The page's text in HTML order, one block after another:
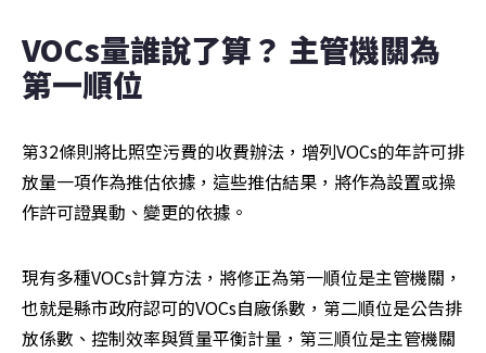
VOCs量誰說了算？ 主管機關為
第一順位
第32條則將比照空污費的收費辦法，增列VOCs的年許可排
放量一項作為推估依據，這些推估結果，將作為設置或操
作許可證異動、變更的依據。
現有多種VOCs計算方法，將修正為第一順位是主管機關，
也就是縣市政府認可的VOCs自廠係數，第二順位是公告排
放係數、控制效率與質量平衡計量，第三順位是主管機關